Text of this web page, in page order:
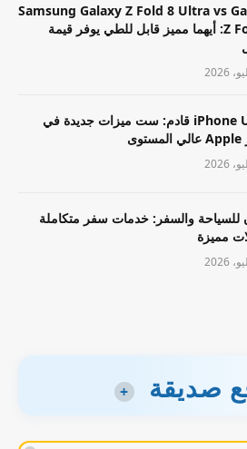
Samsung Galaxy Z Fold 8 Ultra vs
Z Fold 7: أيهما مميز قابل للطي يوفر قيمة
iPhone Ultra قادم: ست ميزات جديدة في
للسياحة والسفر: خدمات سفر متكاملة
مميزة
صديقة +